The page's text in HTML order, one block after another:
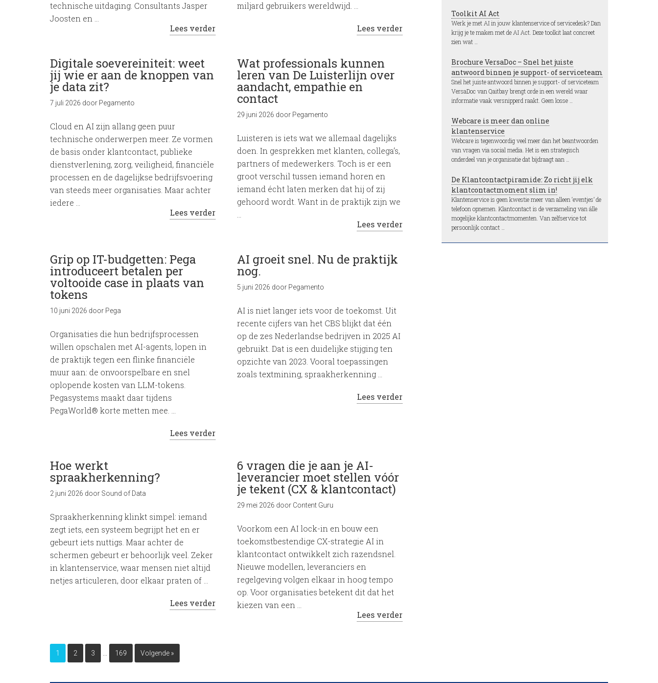
technische uitdaging. Consultants Jasper
Joosten en …
Lees verder
miljard gebruikers wereldwijd. …
Lees verder
Digitale soevereiniteit: weet
jij wie er aan de knoppen van
je data zit?
7 juli 2026 door Pegamento
Cloud en AI zijn allang geen puur
technische onderwerpen meer. Ze vormen
de basis onder klantcontact, publieke
dienstverlening, zorg, veiligheid, financiële
processen en de dagelijkse bedrijfsvoering
van steeds meer organisaties. Maar achter
iedere …
Lees verder
Wat professionals kunnen
leren van De Luisterlijn over
aandacht, empathie en
contact
29 juni 2026 door Pegamento
Luisteren is iets wat we allemaal dagelijks
doen. In gesprekken met klanten, collega’s,
partners of medewerkers. Toch is er een
groot verschil tussen iemand horen en
iemand écht laten merken dat hij of zij
gehoord wordt. Want in de praktijk zijn we
Lees verder
Grip op IT-budgetten: Pega
introduceert betalen per
voltooide case in plaats van
tokens
10 juni 2026 door Pega
Organisaties die hun bedrijfsprocessen
willen opschalen met AI-agents, lopen in
de praktijk tegen een flinke financiële
muur aan: de onvoorspelbare en snel
oplopende kosten van LLM-tokens.
Pegasystems maakt daar tijdens
PegaWorld® korte metten mee. …
Lees verder
AI groeit snel. Nu de praktijk
nog.
5 juni 2026 door Pegamento
AI is niet langer iets voor de toekomst. Uit
recente cijfers van het CBS blijkt dat één
op de zes Nederlandse bedrijven in 2025 AI
gebruikt. Dat is een duidelijke stijging ten
opzichte van 2023. Vooral toepassingen
zoals textmining, spraakherkenning …
Lees verder
Hoe werkt
spraakherkenning?
2 juni 2026 door Sound of Data
Spraakherkenning klinkt simpel: iemand
zegt iets, een systeem begrijpt het en er
gebeurt iets nuttigs. Maar achter de
schermen gebeurt er behoorlijk veel. Zeker
in klantenservice, waar mensen niet altijd
netjes articuleren, door elkaar praten of …
Lees verder
6 vragen die je aan je AI-
leverancier moet stellen vóór
je tekent (CX & klantcontact)
29 mei 2026 door Content Guru
Voorkom een AI lock-in en bouw een
toekomstbestendige CX-strategie AI in
klantcontact ontwikkelt zich razendsnel.
Nieuwe modellen, leveranciers en
regelgeving volgen elkaar in hoog tempo
op. Voor organisaties betekent dit dat het
kiezen van een …
Lees verder
1 2 3 169 Volgende »
Toolkit AI Act
Werk je met AI in jouw klantenservice of servicedesk? Dan
krijg je te maken met de AI Act. Deze toolkit laat concreet
zien wat …
Brochure VersaDoc – Snel het juiste
antwoord binnen je support- of serviceteam
Snel het juiste antwoord binnen je support- of serviceteam
VersaDoc van Qaitbay brengt orde in een wereld waar
informatie vaak versnipperd raakt. Geen losse …
Webcare is meer dan online
klantenservice
Webcare is tegenwoordig veel meer dan het beantwoorden
van vragen via social media. Het is een strategisch
onderdeel van je organisatie dat bijdraagt aan …
De Klantcontactpiramide: Zo richt jij elk
klantcontactmoment slim in!
Klantenservice is geen kwestie meer van alleen ‘eventjes’ de
telefoon opnemen. Klantcontact is de verzameling van álle
mogelijke klantcontactmomenten. Van zelfservice tot
persoonlijk contact …